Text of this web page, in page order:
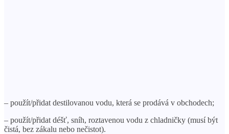
– použít/přidat destilovanou vodu, která se prodává v obchodech;
– použít/přidat déšť, sníh, roztavenou vodu z chladničky (musí být
čistá, bez zákalu nebo nečistot).